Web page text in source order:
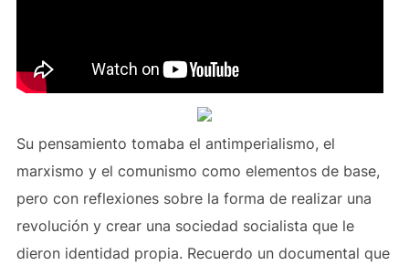
Su pensamiento tomaba el antimperialismo, el
marxismo y el comunismo como elementos de base,
pero con reflexiones sobre la forma de realizar una
revolución y crear una sociedad socialista que le
dieron identidad propia. Recuerdo un documental que